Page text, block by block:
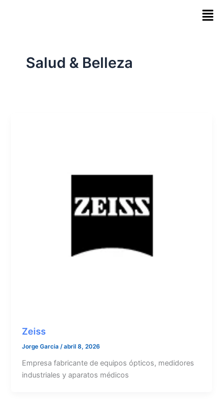
Salud & Belleza
Zeiss
Jorge Garcia/abril 8, 2026
Empresa fabricante de equipos ópticos, medidores
industriales y aparatos médicos